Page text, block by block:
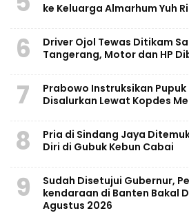
ke Keluarga Almarhum Yuh
6
Driver Ojol Tewas Ditikam
Tangerang, Motor dan HP
7
Prabowo Instruksikan Pupuk
Disalurkan Lewat Kopdes
8
Pria di Sindang Jaya
Diri di Gubuk Kebun Cabai
9
Sudah Disetujui Gubernur,
kendaraan di Banten Bakal
Agustus 2026